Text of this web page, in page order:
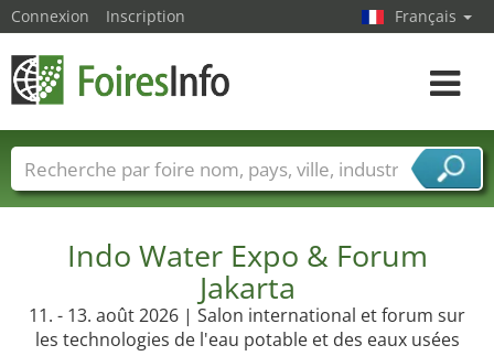
Indo Water Expo & Forum
Jakarta
11. - 13. août 2026 | Salon international et forum sur
les technologies de l'eau potable et des eaux usées
Connexion Inscription Français
Toggle
Foire noms Pays Villes
Secteurs de foire